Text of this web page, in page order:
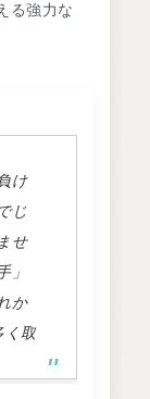
る強力な
け
じ
せ
」
か
く取